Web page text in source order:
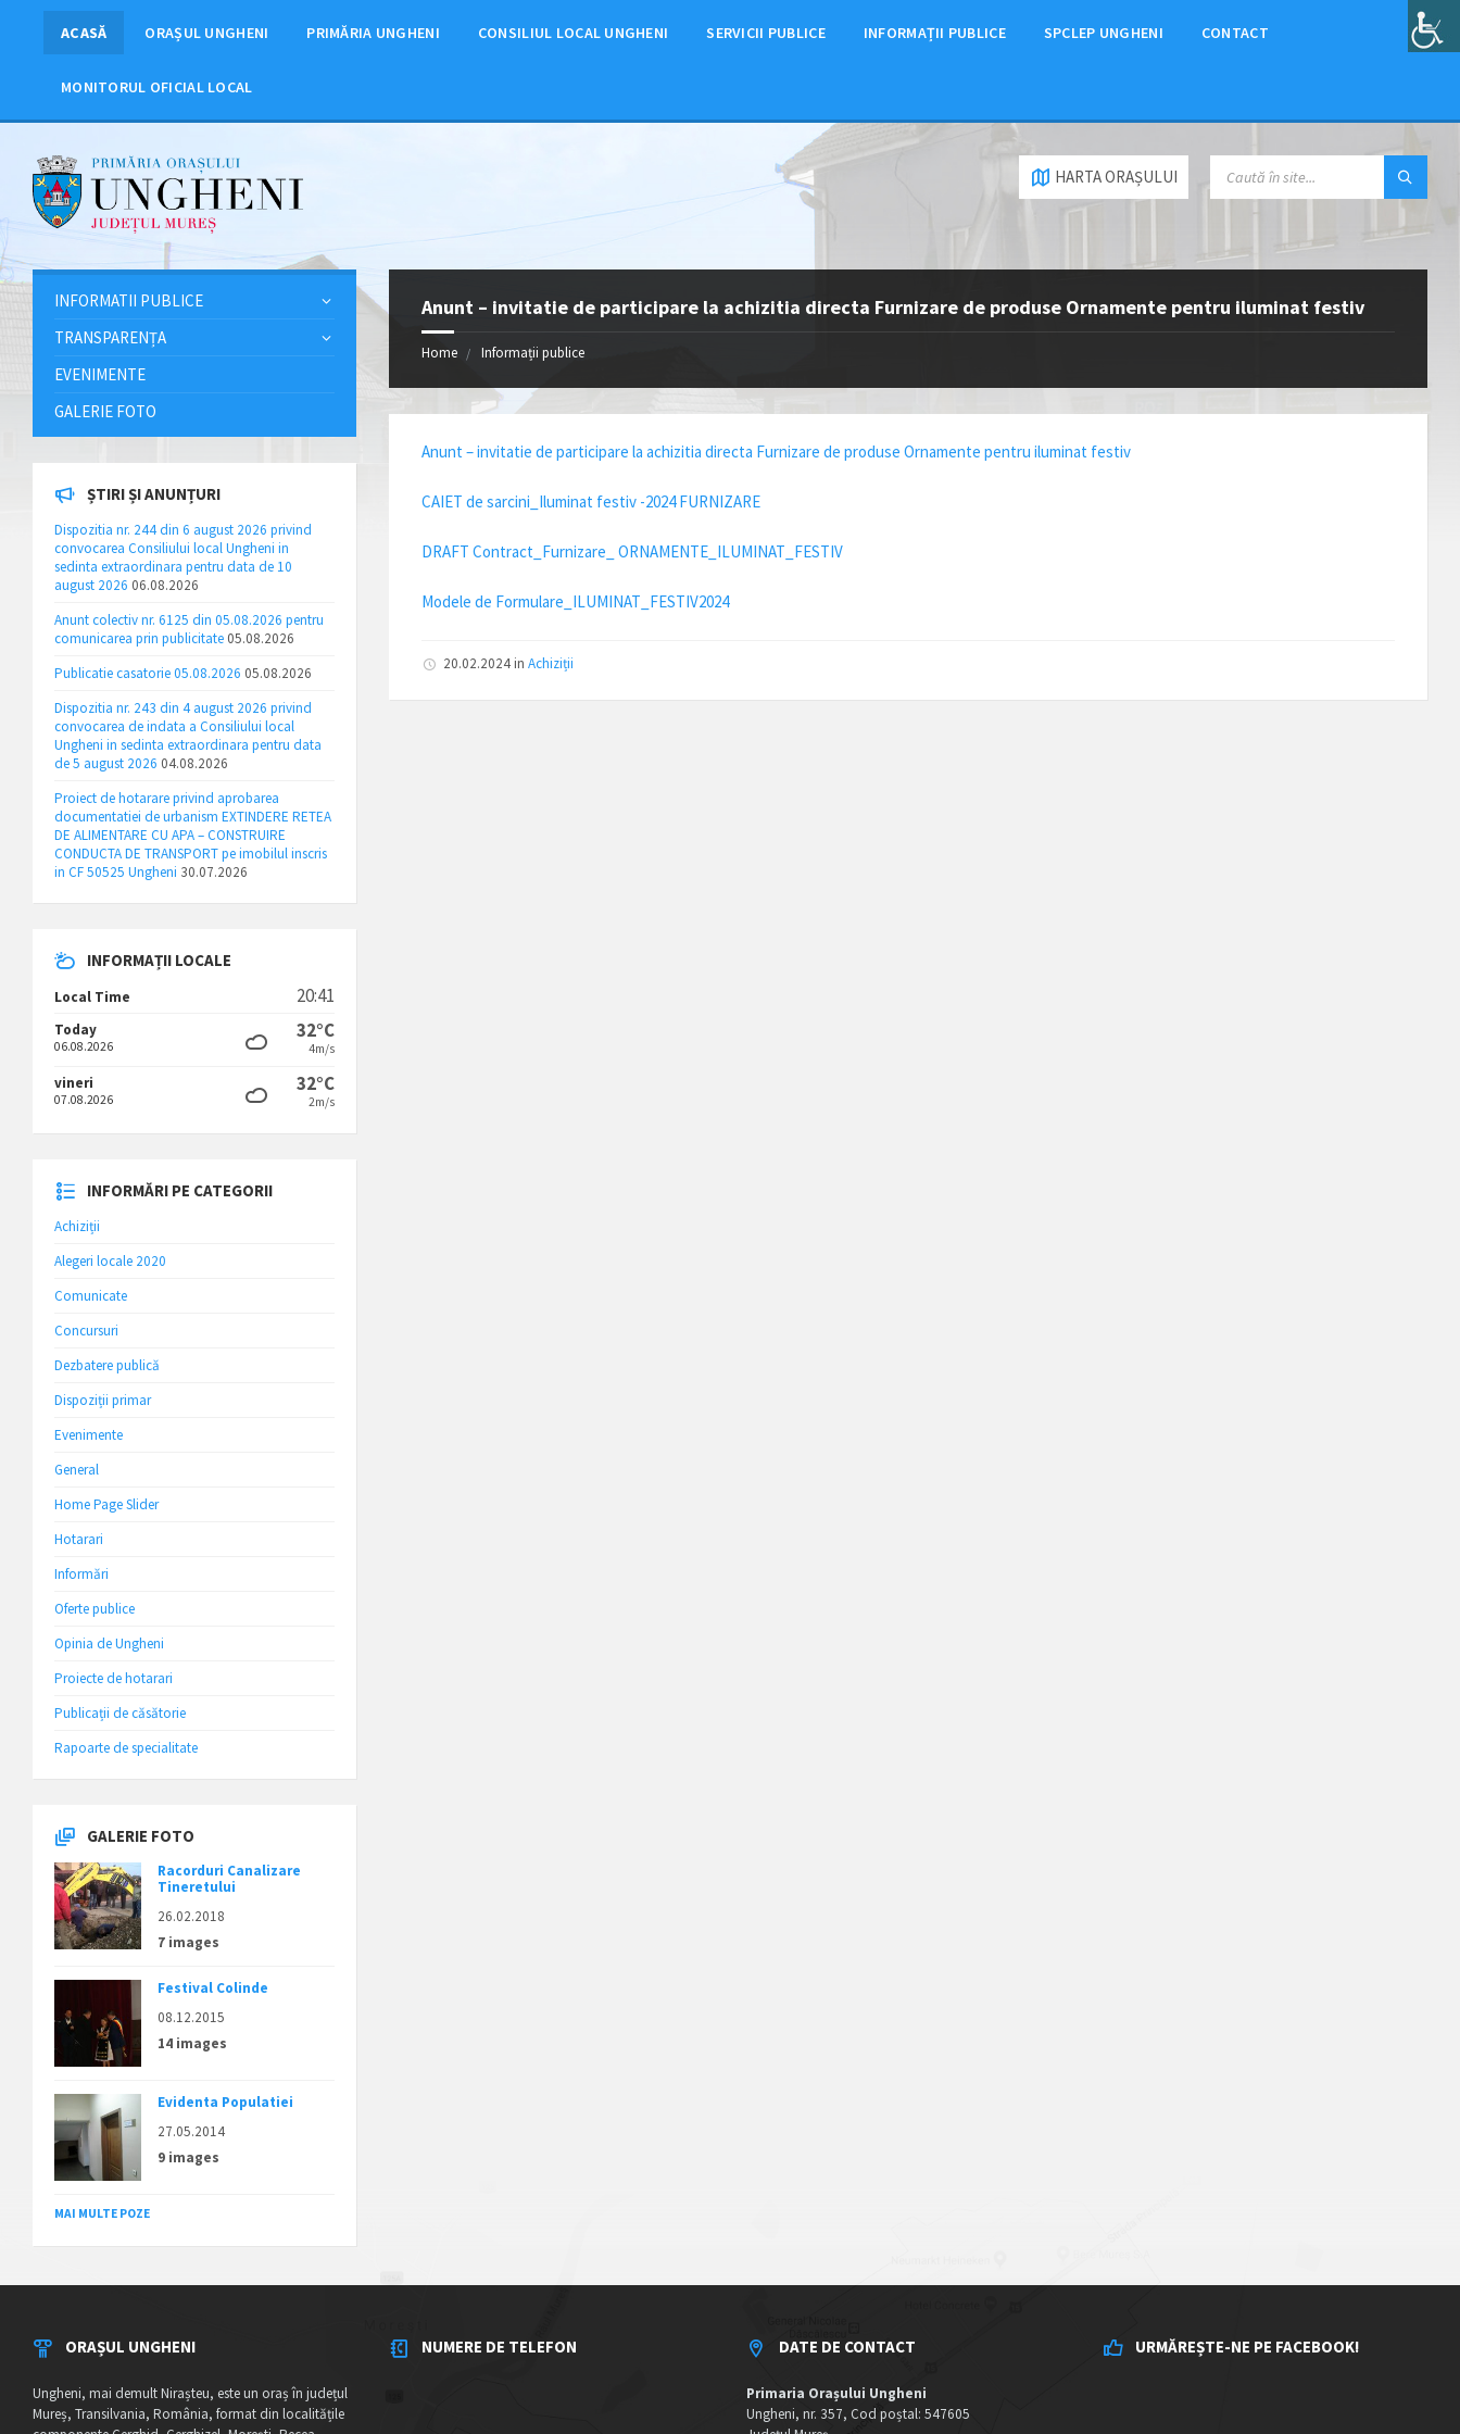
ACASĂ ORAȘUL UNGHENI PRIMĂRIA UNGHENI CONSILIUL LOCAL UNGHENI SERVICII PUBLICE INFORMAȚII PUBLICE SPCLEP UNGHENI CONTACT
MONITORUL OFICIAL LOCAL
HARTA ORAȘULUI
Anunt – invitatie de participare la achizitia directa Furnizare de produse Ornamente pentru iluminat festiv
Home Informații publice
Anunt – invitatie de participare la achizitia directa Furnizare de produse Ornamente pentru iluminat festiv
CAIET de sarcini_Iluminat festiv -2024 FURNIZARE
DRAFT Contract_Furnizare_ ORNAMENTE_ILUMINAT_FESTIV
Modele de Formulare_ILUMINAT_FESTIV2024
20.02.2024inAchiziții
INFORMATII PUBLICE
TRANSPARENȚA
EVENIMENTE
GALERIE FOTO
ȘTIRI ȘI ANUNȚURI
Dispozitia nr. 244 din 6 august 2026 privind
convocarea Consiliului local Ungheni in
sedinta extraordinara pentru data de 10
august 2026 06.08.2026
Anunt colectiv nr. 6125 din 05.08.2026 pentru
comunicarea prin publicitate 05.08.2026
Publicatie casatorie 05.08.2026 05.08.2026
Dispozitia nr. 243 din 4 august 2026 privind
convocarea de indata a Consiliului local
Ungheni in sedinta extraordinara pentru data
de 5 august 2026 04.08.2026
Proiect de hotarare privind aprobarea
documentatiei de urbanism EXTINDERE RETEA
DE ALIMENTARE CU APA – CONSTRUIRE
CONDUCTA DE TRANSPORT pe imobilul inscris
in CF 50525 Ungheni 30.07.2026
INFORMAȚII LOCALE
Local Time 20:41
Today
06.08.2026
32°C
4m/s
vineri
07.08.2026
32°C
2m/s
INFORMĂRI PE CATEGORII
Achiziții
Alegeri locale 2020
Comunicate
Concursuri
Dezbatere publică
Dispoziții primar
Evenimente
General
Home Page Slider
Hotarari
Informări
Oferte publice
Opinia de Ungheni
Proiecte de hotarari
Publicații de căsătorie
Rapoarte de specialitate
GALERIE FOTO
Racorduri Canalizare
Tineretului
26.02.2018
7 images
Festival Colinde
08.12.2015
14 images
Evidenta Populatiei
27.05.2014
9 images
MAI MULTE POZE
ORAȘUL UNGHENI
Ungheni, mai demult Nirașteu, este un oraș în județul
Mureș, Transilvania, România, format din localitățile
NUMERE DE TELEFON DATE DE CONTACT
Primaria Orașului Ungheni
Ungheni, nr. 357, Cod poștal: 547605
URMĂREȘTE-NE PE FACEBOOK!